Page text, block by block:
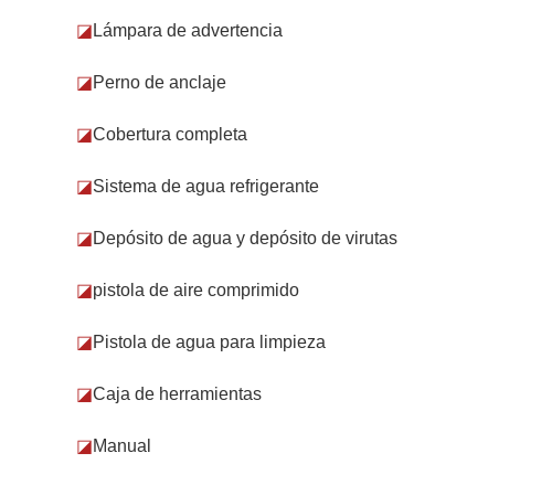
◪ Lámpara de advertencia
◪Perno de anclaje
◪Cobertura completa
◪Sistema de agua refrigerante
◪Depósito de agua y depósito de virutas
◪pistola de aire comprimido
◪Pistola de agua para limpieza
◪Caja de herramientas
◪Manual